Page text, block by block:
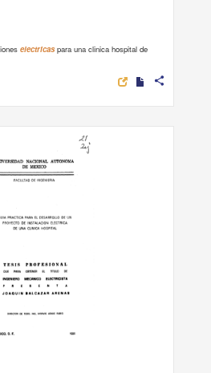
electricaspara una clinica hospital de
share